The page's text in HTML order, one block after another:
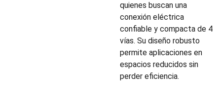
quienes buscan una
conexión eléctrica
confiable y compacta de 4
vías. Su diseño robusto
permite aplicaciones en
espacios reducidos sin
perder eficiencia.